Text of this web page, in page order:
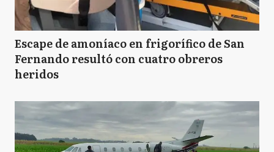
Escape de amoníaco en frigorífico de San
Fernando resultó con cuatro obreros
heridos